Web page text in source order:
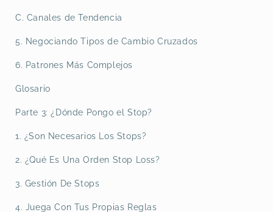
C. Canales de Tendencia
5. Negociando Tipos de Cambio Cruzados
6. Patrones Más Complejos
Glosario
Parte 3: ¿Dónde Pongo el Stop?
1. ¿Son Necesarios Los Stops?
2. ¿Qué Es Una Orden Stop Loss?
3. Gestión De Stops
4. Juega Con Tus Propias Reglas